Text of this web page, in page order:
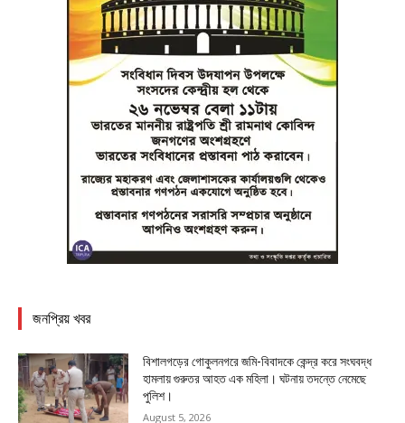
জনপ্রিয় খবর
বিশালগড়ের গোকুলনগরে জমি-বিবাদকে কেন্দ্র করে সংঘবদ্ধ
হামলায় গুরুতর আহত এক মহিলা। ঘটনায় তদন্তে নেমেছে
পুলিশ।
August 5, 2026